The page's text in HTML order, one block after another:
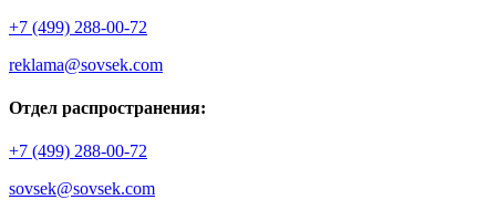
+7 (499) 288-00-72
reklama@sovsek.com
Отдел распространения:
+7 (499) 288-00-72
sovsek@sovsek.com